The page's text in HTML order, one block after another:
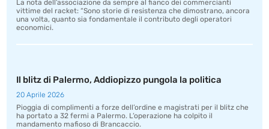
La nota dell’associazione da sempre al fianco dei commercianti
vittime del racket: “Sono storie di resistenza che dimostrano, ancora
una volta, quanto sia fondamentale il contributo degli operatori
economici.
Il blitz di Palermo, Addiopizzo pungola la politica
20 Aprile 2026
Pioggia di complimenti a forze dell’ordine e magistrati per il blitz che
ha portato a 32 fermi a Palermo. L’operazione ha colpito il
mandamento mafioso di Brancaccio.